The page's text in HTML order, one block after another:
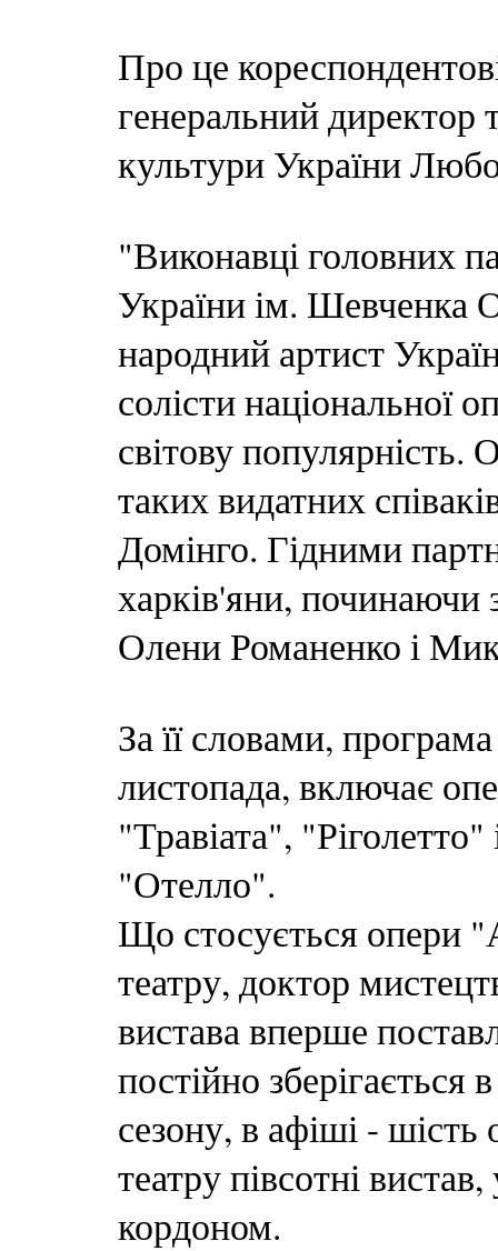
Про це
генеральний директор
культури України
"Виконавці головних
України ім. Шевченка
народний артист
солісти національної
світову популярність.
таких видатних
Домінго. Гідними
харків'яни, починаючи
Олени Романенко і
За її словами,
листопада, включає
"Травіата",
"Отелло".
Що стосується опери
театру, доктор
вистава вперше
постійно зберігається
сезону, в афіші - шість
театру півсотні
кордоном.